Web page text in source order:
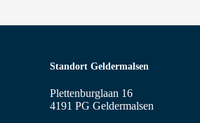
Standort Geldermalsen
Plettenburglaan 16
4191 PG Geldermalsen